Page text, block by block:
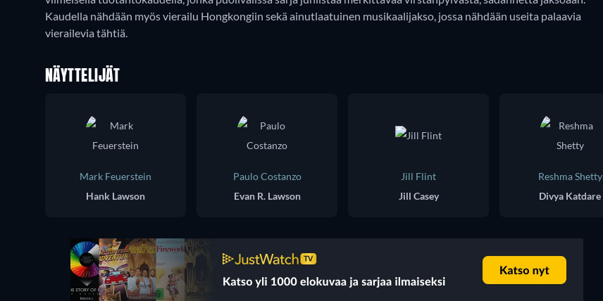
Kaudella nähdään myös vierailu Hongkongiin sekä ainutlaatuinen musikaalijakso, jossa nähdään useita palaavia
vierailevia tähtiä.
NÄYTTELIJÄT
Mark Feuerstein
Hank Lawson
Paulo Costanzo
Evan R. Lawson
Jill Flint
Jill Casey
Reshma Shetty
Divya Katdare